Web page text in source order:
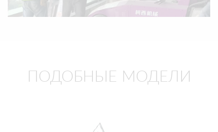
ПОДОБНЫЕ МОДЕЛИ